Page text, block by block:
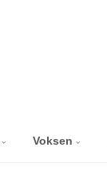
Voksen